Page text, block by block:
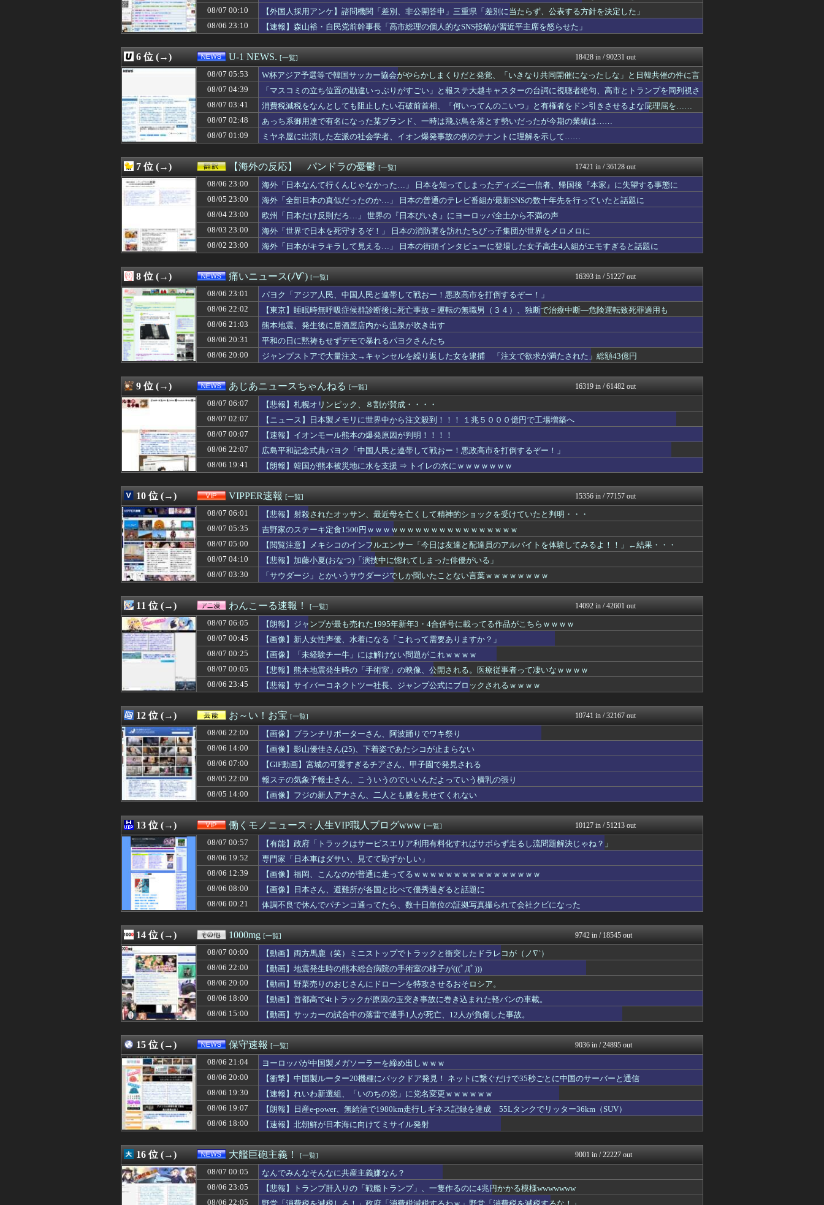
08/07 05:40
【売春防止法見直し】「女性だけ処罰」は不公平？ 買う男性も罰するべき 上野千鶴...
結婚・恋愛ニュースぷらす
08/07 05:39
【悲報】 Google、AIに投資しすぎて史上初のマイナスキャッシュフローに陥...
ゴールデンタイムズ
08/07 05:39
【画像】女の子さん、イケメンにするメス顔がこれｗｗｗwｗｗｗｗｗｗｗｗ❤
なんJミュージアム
08/07 05:35
【画像】フジテレビで水着JK♡♡♡♡♡♡
08/07 05:34
【悲報】昔の女子アナ、ジジイ整体師におっぱいを揉まれテレビで放送されてしまうｗ...
筋肉速報
08/07 05:30
【上京息子の悲劇】元ヤンオカン、彼女紹介でまさかのボコボコ事件wwwww
気団まとめ-噫無情-｜嫁・...
【悲報】60代男さん、小学生に秘めた夢を語って通報されるｗｗｗｗｗｗｗ
キニ速
08/07 05:30
韓国サッカー協会、Ｗ杯アジア予選で外国人審判員に性的接待か…韓国放送局が独占報...
フットボール速報
08/07 05:29
昔の自販機が最高すぎる
まとめたニュース
08/07 05:27
シカホワ村上宗隆、通訳なしで普通に会話。コーチ「今10段階で6ぐらい。来た時は...
ぶる速-VIP
08/07 05:25
彼女「おﾁﾝﾁﾝ小さいくせに！」ワイ「そのﾁﾝﾁﾝで毎回イッてんの誰だよ」ド...
バズッター速報
08/07 05:20
韓国で約60年ぶりに路面電車が復活 最新鋭水素燃料電池車も
キムチ速報
08/07 05:12
【速報】『有吉の夏休み』、とんでもない発表をしてしまう！！！！！
NEWSまとめもりー｜2c...
08/07 05:12
ジャンプラ、モーニングみたいな新連載が始まるｗｗｗｗｗｗｗｗ
08/07 05:10
レアル・マドリー、ゴンサロ＆パラシオスのフラム移籍が正式決定！
Samurai GOAL
08/07 05:10
【復縁】20年越しの感動再婚！嫁の涙のワケとは？ｗｗｗｗ
気団まとめ-噫無情-｜嫁・...
08/07 05:10
【速報】高市政権、エース級の財務官僚・一松旬氏を左遷「彼は協力的でなかった」財...
おーるじゃんる
【画像】脱いだ瞬間ドスケベになるボーイッシュ女子、見つかるwwwwwwww
08/07 05:09
【動画】熊本地震の瞬間の手術室の防犯カメラ映像、公開される
コノユビニュース｜みんなの...
08/07 05:09
【頑張てnoelを隠した】さくらみこ：水着ガチャコンプでホロライブドリームを掴...
トレンドの通り道
08/07 05:05
【動画】えちえち巨乳女子2人組、とんでもない場所でナンパされてしまうwwwww...
女子アナお宝画像速報－5c...
08/07 05:03
元ＮＨＫ中川安奈アナがミニスカポリスのコスプレ披露ｗｗｗｗｗ
いたしん！
08/07 05:03
【悲報】韓国サッカー協会、ガチでワールドカップ予選での審判への性接待がバレ大炎...
08/07 05:03
【動画】女子ビーチバレー選手「我々は純粋に競技をしてるので性的な目で見ないでく...
08/07 05:03
【日曜中京10R】7番カイラーサ鮫島良太騎手2着
ハロン棒ch
08/07 05:01
【ウマ娘】暑い日は膝枕で日陰に入りたい。←「絶対に離れたくない場所だな」
ウマ娘まとめ速報うまろぐ
08/07 05:00
【悲報】内田りこ「社会に戻りたいです」
08/07 05:00
【Apple】MacBook、iPadが微妙に値下げしてる感じですねぇ・・・
08/07 05:00
熊本県内で◯◯者が現れまくり、通報頻発！災害支援にも悪影響が及んでしまう…
オレ的ゲーム速報＠刃
08/07 05:00
ギリギリやれるブス巨乳ｗｗｗｗｗｗｗｗｗ （※画像あり）
ラビット速報
08/07 05:00
【閲覧注意】メキシコのインフルエンサー「今日は友達と配達員のアルバイトを体験し...
VIPPER速報
08/07 05:00
【悲報】男性の産後うつ、社会問題にwwwwwwwwwwwwwwwwww
キニ速
08/07 05:00
意識高い系「インドに５年住んだら人生観かわる」←これｗｗｗ
【電池】リチウムイオンの移動速度が最大1万倍に？次世代全固体電池の設計指針を変...
常識的に考えた
【ラブライブ！】【画像】桜小路きな子ちゃんの尻【Liella!】
コンテンツ・声優 | ラブ...
08/07 05:00
【福岡】3年間で2億6500万円 福岡県議会「海外視察費」公表
08/07 05:00
田﨑さくらアナ セクシーノースリーブ脇！！
08/07 05:00
韓国人「雨の中のカーチェイスの末、捕まえてみたら…泥酔状態の飲酒運転だった」
韓国ニュース反応まとめ
08/07 05:00
【がん原因】1位は感染症16.6%！喫煙・飲酒より多い衝撃の真実
モッコスヌ〜ン
08/07 04:50
【困惑】彼氏との結婚が突然白紙に！？理由が高校時代の『アレ』だったｗｗｗｗ
気団まとめ-噫無情-｜嫁・...
08/07 04:50
【公開処刑】姉、規格外の恵体を晒してしまうｗｗｗｗ 【Pickup060720...
アルファルファモザイク＠ネ...
08/07 04:45
「Linuxで十分じゃね…？」世界が気付き始める Linuxの市場シェアが初め...
(*ﾟ∀ﾟ)ゞカガクニュー...
08/07 04:45
「Linuxで十分じゃね…？」世界が気付き始める Linuxの市場シェアが初め...
08/07 04:41
タブレットのバッテリーが膨らんで画面が剥がれてきたんやが
理想ちゃんねる
08/07 04:39
ドラマ「親愛なる夫へ」を語ろう
がーるずレポート - ガー...
08/07 04:39
「マスコミの立ち位置の勘違いっぷりがすごい」と報ステ大越キャスターの台詞に視聴...
08/07 04:39
【画像】二瓶有加さんお胸が過ぎるｗｗｗｗｗｗｗ
うしみつ-5chまとめ-
08/07 04:30
◆悲報◆韓国警察、大韓サッカー協会を家宅捜索 代表監督選考巡り
WorldFootball...
08/07 04:25
【悲報】ソープでイッた後に嬢の耳元で「好き」って囁く瞬間ｗｗｗｗｗｗｗｗwww...
バズッター速報
08/07 04:19
青春時代を思い出すコスメ
がーるずレポート - ガー...
08/07 04:19
【画像】松本人志さん、大勢の若いファンに囲まれてご満悦wwwwwwwwwwww...
芸能人の気になる噂
08/07 04:19
日本の商船が中国に臨検された場合は「台湾軍が対応」と台湾軍トップ！
08/07 04:19
カープ、最下位転落も3位が射程圏内。新井監督「特別な日の試合だったので負けて悔...
芸能人の気になる噂
08/07 04:18
綾瀬はるかの丸出し上半身ヤバすぎだってwwwwwww
ぼく「妹がぼくの子供を妊娠したんだ…」父「！？実は俺と母さんも兄妹なんだ」ぼく...
まとめCUP
【悲報】立川志らく、ガチでブチギレてしまう！！！！！！
08/07 04:10
パリ・サンジェルマンが狙うGK鈴木彩艶。3300万ユーロ（約59億7000万円...
Samurai GOAL
08/07 04:10
【悲報】加藤小夏(おなつ)「演技中に惚れてしまった俳優がいる」
VIPPER速報
08/07 04:10
【悲報】妻の浮気、うつ病になった俺と子供に迫る危機…その理由がコレｗｗｗ
気団まとめ-噫無情-｜嫁・...
08/07 04:09
【福岡】西鉄、天神駅と薬院駅の駅構内で不審な音声（下ネタ）が流れる 第三者が不...
08/07 04:05
【画像】オタク「実際にプレイしたらわかるけどライザは友達って感じで性的な目では...
08/07 04:05
【画像】ボスJK、撮られるｗｗｗｗｗｗｗｗｗｗ
不思議.net - 5ch...
08/07 04:05
ケガが多かったプロ野球選手※多村仁志禁止
ツバメ速報＠ヤクルトスワロ...
08/07 04:05
【衝撃】きゃりーぱみゅぱみゅ 本名をさらりと告白
08/07 04:05
取り放題でてんこ盛りにしてるのはまあ見かけるが持ち帰りはなしでしょう、、、
08/07 04:05
フラれるじゃなく、フる側の曲
がーるずレポート - ガー...
08/07 04:03
【画像】森香澄さんのJK姿😍ｗｗ😍ｗ😍ｗｗｗ😍ｗｗｗｗｗｗ
いたしん！
08/07 04:03
【画像】元・小倉優香さん、水着グラビア復帰してシコらせにくるｗ
Zチャンネル＠VIP
08/07 04:03
【悲報】サイバーコネクトツーの松山氏、JUMP公式にブロックされるｗｗｗｗｗｗ...
watch＠２ちゃんねる
08/07 04:02
三大傑作ゼルダライク「The Binding of Isaac」「ダークソウル...
08/07 04:01
【ウマ娘】アイちゃんとフサパンの水着、DKPIとDKPIが触れてる構図が良き…
ウマ娘まとめ速報うまろぐ
08/07 04:00
早食いしてる奴、マジでヤバイぞ・・・
オレ的ゲーム速報＠刃
08/07 04:00
【画像】日本の富豪「数千万円する腕時計最高！ｗｗｗ」欧米の大富豪「…」
08/07 04:00
【画像】キズナアイが今年で10周年ってマジ？wwwwwwwwwwwwwwwww
ラビット速報
08/07 04:00
劇団員やってる友達からたまにチケット買わされるから見に行くんやけどさ・・・
ネラーボイス
08/07 04:00
もこうのKICK・Youtube配信にもNightbotみたいなコメント制御ツ...
ゲーム実況者速報＠YouT...
08/07 04:00
【天文】太陽に含まれる「銀」は従来推定よりも約55％多かった？ 隕石の分析結果...
常識的に考えた
08/07 04:00
【画像】北海道の1500万の中古物件、レベチｗｗｗｗｗｗｗｗｗｗｗｗｗｗｗｗｗ...
アルファルファモザイク＠ネ...
08/07 04:00
【ウマ娘】今日はボサボサな忠犬ミラ公たち
08/07 04:00
【ラブライブ！】🌙🐈‍⬛「うちのオタクは社畜かボンボン」（世界の平均睡眠時間ラ...
08/07 04:00
韓国人「ソクリ投票問題の年に、選挙管理委員会が成果給を99.99%受け取ってい...
韓国ニュース反応まとめ
08/07 04:00
【ガンダム戦艦】主砲よりMS貼り付けが正解？ブリッジ剥き出しの謎を考察
モッコスヌ〜ン
08/07 03:57
合コンで出会った超しつこい男にブチギレて帰宅。それから3ヶ月、突然携帯に着信が...
08/07 03:55
三重県警察 鈴鹿サーキットでパレード走行訓練中だった白バイが転倒事故 20代の...
08/07 03:51
SpaceX、米国防関連技術保護を重視し供給連鎖から中国系を完全排除へ 供給業...
もえるあじあ(･∀･)
08/07 03:50
【修羅場】彼女から別れ話→引き止めたら帰り際にまさかの行動！呆然wwww 気団まとめ-噫無情-｜嫁・...
08/07 00:10
【外国人採用アンケ】諮問機関「差別、非公開答申」三重県「差別に当たらず、公表する方針を決定した」
08/06 23:10
【速報】森山裕・自民党前幹事長「高市総理の個人的なSNS投稿が習近平主席を怒らせた」
6 位 (→) U-1 NEWS. [一覧] 18428 in / 90231 out
08/07 05:53
W杯アジア予選等で韓国サッカー協会がやらかしまくりだと発覚、「いきなり共同開催になったしな」と日韓共催の件に言
及する声も……
08/07 04:39
「マスコミの立ち位置の勘違いっぷりがすごい」と報ステ大越キャスターの台詞に視聴者絶句、高市とトランプを同列視さ
せようという思惑がひしひしと
08/07 03:41
消費税減税をなんとしても阻止したい石破前首相、「何いってんのこいつ」と有権者をドン引きさせるよな屁理屈を……
08/07 02:48
あっち系御用達で有名になった某ブランド、一時は飛ぶ鳥を落とす勢いだったが今期の業績は……
08/07 01:09
ミヤネ屋に出演した左派の社会学者、イオン爆発事故の例のテナントに理解を示して……
7 位 (→) 【海外の反応】 パンドラの憂鬱 [一覧] 17421 in / 36128 out
08/06 23:00
海外「日本なんて行くんじゃなかった…」 日本を知ってしまったディズニー信者、帰国後『本家』に失望する事態に
08/05 23:00
海外「全部日本の真似だったのか…」 日本の普通のテレビ番組が最新SNSの数十年先を行っていたと話題に
08/04 23:00
欧州「日本だけ反則だろ…」 世界の『日本びいき』にヨーロッパ全土から不満の声
08/03 23:00
海外「世界で日本を死守するぞ！」 日本の消防署を訪れたちびっ子集団が世界をメロメロに
08/02 23:00
海外「日本がキラキラして見える…」 日本の街頭インタビューに登場した女子高生4人組がエモすぎると話題に
8 位 (→) 痛いニュース(ﾉ∀`) [一覧] 16393 in / 51227 out
08/06 23:01
パヨク「アジア人民、中国人民と連帯して戦おー！悪政高市を打倒するぞー！」
08/06 22:02
【東京】睡眠時無呼吸症候群診断後に死亡事故＝運転の無職男（３４）、独断で治療中断―危険運転致死罪適用も
08/06 21:03
熊本地震、発生後に居酒屋店内から温泉が吹き出す
08/06 20:31
平和の日に黙祷もせずデモで暴れるパヨクさんたち
08/06 20:00
ジャンプストアで大量注文→キャンセルを繰り返した女を逮捕 「注文で欲求が満たされた」総額43億円
9 位 (→) あじあニュースちゃんねる [一覧] 16319 in / 61482 out
08/07 06:07
【悲報】札幌オリンピック、８割が賛成・・・・
08/07 02:07
【ニュース】日本製メモリに世界中から注文殺到！！！ １兆５０００億円で工場増築へ
08/07 00:07
【速報】イオンモール熊本の爆発原因が判明！！！！
08/06 22:07
広島平和記念式典パヨク「中国人民と連帯して戦おー！悪政高市を打倒するぞー！」
08/06 19:41
【朗報】韓国が熊本被災地に水を支援 ⇒ トイレの水にｗｗｗｗｗｗｗ
10 位 (→) VIPPER速報 [一覧] 15356 in / 77157 out
08/07 06:01
【悲報】射殺されたオッサン、最近母を亡くして精神的ショックを受けていたと判明・・・
08/07 05:35
吉野家のステーキ定食1500円ｗｗｗｗｗｗｗｗｗｗｗｗｗｗｗｗｗｗｗ
08/07 05:00
【閲覧注意】メキシコのインフルエンサー「今日は友達と配達員のアルバイトを体験してみるよ！！」←結果・・・
08/07 04:10
【悲報】加藤小夏(おなつ)「演技中に惚れてしまった俳優がいる」
08/07 03:30
「サウダージ」とかいうサウダージでしか聞いたことない言葉ｗｗｗｗｗｗｗｗ
11 位 (→) わんこーる速報！ [一覧] 14092 in / 42601 out
08/07 06:05
【朗報】ジャンプが最も売れた1995年新年3・4合併号に載ってる作品がこちらｗｗｗｗ
08/07 00:45
【画像】新人女性声優、水着になる「これって需要ありますか？」
08/07 00:25
【画像】「未経験チー牛」には解けない問題がこれｗｗｗｗ
08/07 00:05
【悲報】熊本地震発生時の「手術室」の映像、公開される。医療従事者って凄いなｗｗｗｗ
08/06 23:45
【悲報】サイバーコネクトツー社長、ジャンプ公式にブロックされるｗｗｗｗ
12 位 (→) お～い！お宝 [一覧] 10741 in / 32167 out
08/06 22:00
【画像】ブランチリポーターさん、阿波踊りでワキ祭り
08/06 14:00
【画像】影山優佳さん(25)、下着姿であたシコが止まらない
08/06 07:00
【GIF動画】宮城の可愛すぎるチアさん、甲子園で発見される
08/05 22:00
報ステの気象予報士さん、こういうのでいいんだよっていう横乳の張り
08/05 14:00
【画像】フジの新人アナさん、二人とも腋を見せてくれない
13 位 (→) 働くモノニュース : 人生VIP職人ブログwww [一覧] 10127 in / 51213 out
08/07 00:57
【有能】政府「トラックはサービスエリア利用有料化すればサボらず走るし流問題解決じゃね？」
08/06 19:52
専門家「日本車はダサい、見てて恥ずかしい」
08/06 12:39
【画像】福岡、こんなのが普通に走ってるｗｗｗｗｗｗｗｗｗｗｗｗｗｗｗｗ
08/06 08:00
【画像】日本さん、避難所が各国と比べて優秀過ぎると話題に
08/06 00:21
体調不良で休んでパチンコ通ってたら、数十日単位の証拠写真撮られて会社クビになった
14 位 (→) 1000mg [一覧] 9742 in / 18545 out
08/07 00:00
【動画】両方馬鹿（笑）ミニストップでトラックと衝突したドラレコが（ノ∇`）
08/06 22:00
【動画】地震発生時の熊本総合病院の手術室の様子が(((ﾟДﾟ)))
08/06 20:00
【動画】野菜売りのおじさんにドローンを特攻させるおそロシア。
08/06 18:00
【動画】首都高で4tトラックが原因の玉突き事故に巻き込まれた軽バンの車載。
08/06 15:00
【動画】サッカーの試合中の落雷で選手1人が死亡、12人が負傷した事故。
15 位 (→) 保守速報 [一覧] 9036 in / 24895 out
08/06 21:04
ヨーロッパが中国製メガソーラーを締め出しｗｗｗ
08/06 20:00
【衝撃】中国製ルーター20機種にバックドア発見！ ネットに繋ぐだけで35秒ごとに中国のサーバーと通信
08/06 19:30
【速報】れいわ新選組、「いのちの党」に党名変更ｗｗｗｗｗｗ
08/06 19:07
【朗報】日産e-power、無給油で1980km走行しギネス記録を達成 55Lタンクでリッター36km（SUV）
08/06 18:00
【速報】北朝鮮が日本海に向けてミサイル発射
16 位 (→) 大艦巨砲主義！ [一覧] 9001 in / 22227 out
08/07 00:05
なんでみんなそんなに共産主義嫌なん？
08/06 23:05
【悲報】トランプ肝入りの「戦艦トランプ」、一隻作るのに4兆円かかる模様wwwwwww
08/06 22:05